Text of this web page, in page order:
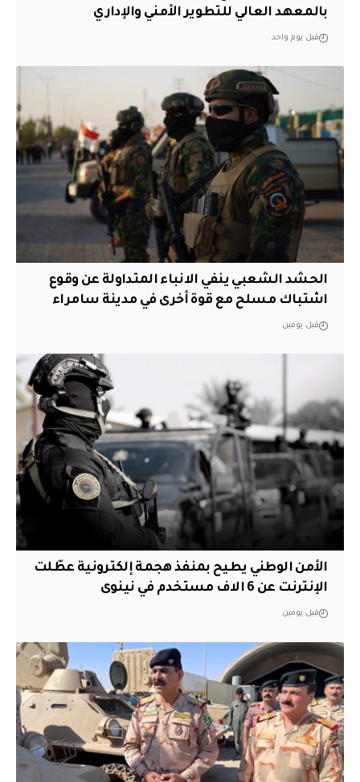
بالمعهد العالي للتطوير الأمني والإداري
قبل يوم واحد
الحشد الشعبي ينفي الانباء المتداولة عن وقوع
اشتباك مسلح مع قوة أخرى في مدينة سامراء
قبل يومين
الأمن الوطني يطيح بمنفذ هجمة إلكترونية عطّلت
الإنترنت عن 6 الاف مستخدم في نينوى
قبل يومين